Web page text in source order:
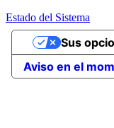
Estado del Sistema
Aviso en el
Sus